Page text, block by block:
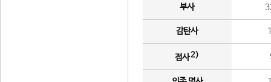
부사
감탄사
접사2)